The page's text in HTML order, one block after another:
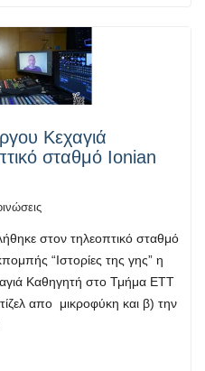
Κεχαγιά
σταθμό Ionian
στον τηλεοπτικό σταθμό
“Ιστορίες της γης” η
Καθηγητή στο Τμήμα ΕΤΤ
απο μικροφύκη και β) την